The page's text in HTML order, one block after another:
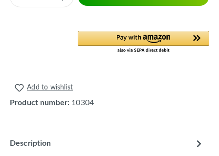
Add to wishlist
Product number: 10304
Description